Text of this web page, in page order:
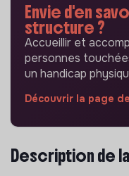
Envie d'en
structure ?
Accueillir et
personnes
un handicap
Découvrir la page
Description de